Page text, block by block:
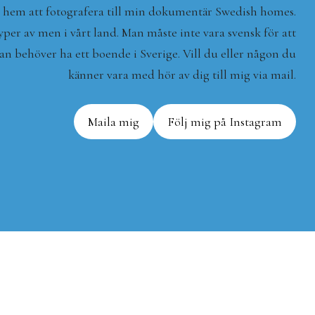
hem att fotografera till min dokumentär Swedish homes.
av men i vårt land. Man måste inte vara svensk för att
behöver ha ett boende i Sverige. Vill du eller någon du
känner vara med hör av dig till mig via mail.
Maila mig Följ mig på Instagram